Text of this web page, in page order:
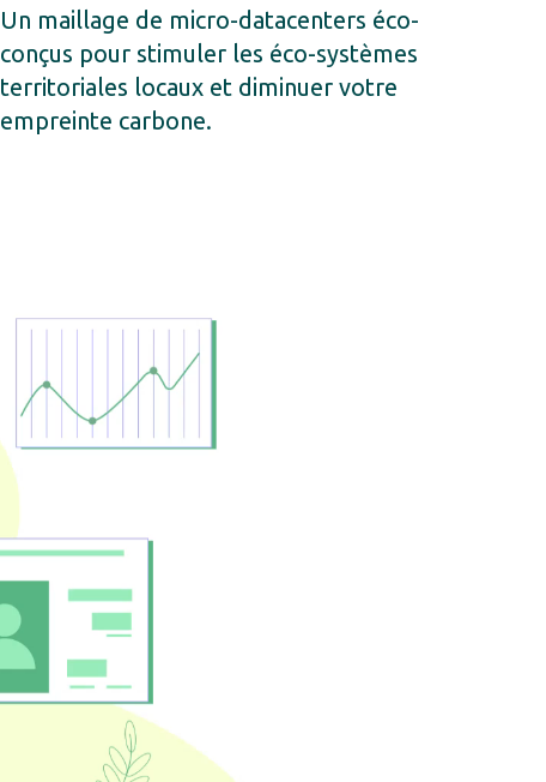
Un maillage de micro-datacenters éco-
conçus pour stimuler les éco-systèmes
territoriales locaux et diminuer votre
empreinte carbone.